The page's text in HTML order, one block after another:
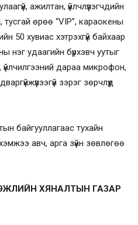
ажилтан, үйлчлүүлэгчдийн
тусгай өрөө “VIP”, караокены
50 хувиас хэтрэхгүй байхаар
нэг удаагийн бүрхэвч уутыг
үйлчилгээний дараа микрофон,
зэрэг зөрчлүүд
байгууллагаас тухайн
авч, арга зүйн зөвлөгөө
ХЯНАЛТЫН ГАЗАР